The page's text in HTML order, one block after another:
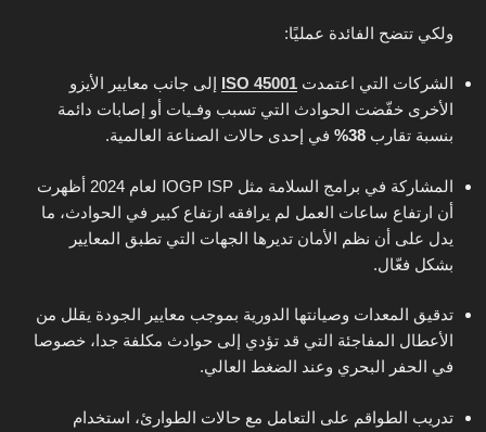
ولكي تتضح الفائدة عمليًا:
الشركات التي اعتمدت ISO 45001 إلى جانب معايير الأيزو
الأخرى خفّضت الحوادث التي تسبب وفـيات أو إصابات دائمة
بنسبة تقارب 38% في إحدى حالات الصناعة العالمية.
المشاركة في برامج السلامة مثل IOGP ISP لعام 2024 أظهرت
أن ارتفاع ساعات العمل لم يرافقه ارتفاع كبير في الحوادث، ما
يدل على أن نظم الأمان تديرها الجهات التي تطبق المعايير
بشكل فعّال.
تدقيق المعدات وصيانتها الدورية بموجب معايير الجودة يقلل من
الأعطال المفاجئة التي قد تؤدي إلى حوادث مكلفة جدا، خصوصا
في الحفر البحري وعند الضغط العالي.
تدريب الطواقم على التعامل مع حالات الطوارئ، استخدام